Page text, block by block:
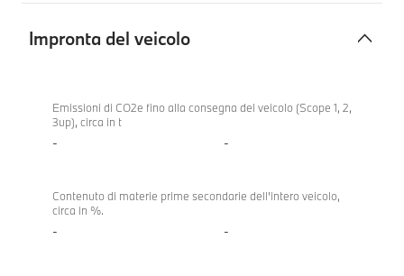
Impronta del veicolo
veicolo
840d
xDrive
Gran
Emissioni di CO2e fino alla consegna del veicolo (Scope 1, 2,
3up), circa in t
- -
Contenuto di materie prime secondarie dell'intero veicolo,
circa in %.
- -